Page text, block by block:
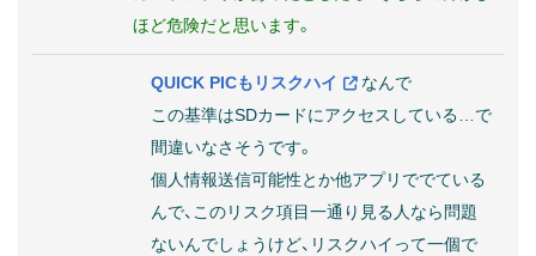
ほど危険だと思います。
QUICK PICもリスクハイ
なんで
この基準はSDカードにアクセスしている…で
間違いなさそうです。
個人情報送信可能性とか他アプリででている
んで、このリスク項目一通り見る人なら問題
ないんでしょうけど、リスクハイって一個で